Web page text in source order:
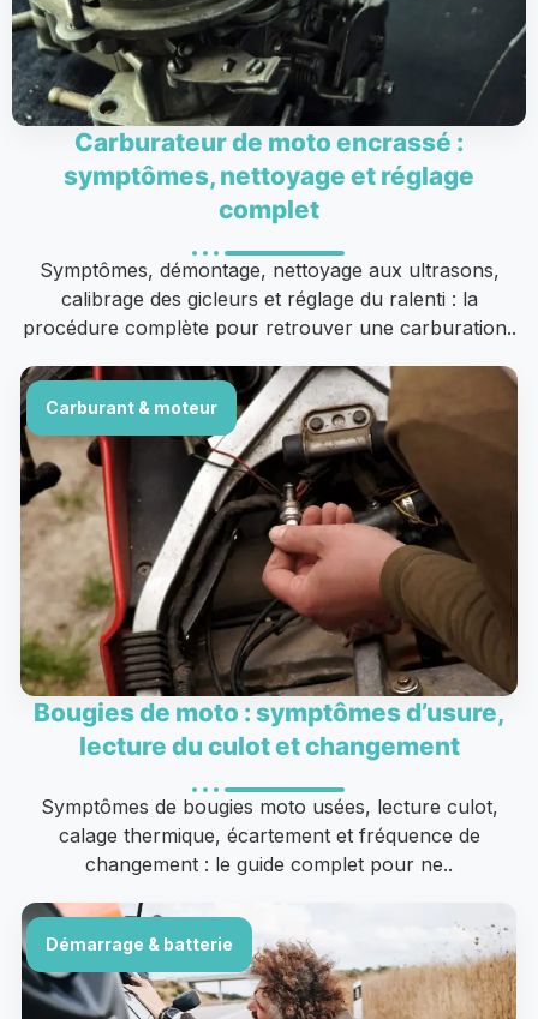
Carburateur de moto encrassé :
symptômes, nettoyage et réglage
complet
Symptômes, démontage, nettoyage aux ultrasons,
calibrage des gicleurs et réglage du ralenti : la
procédure complète pour retrouver une carburation..
Carburant & moteur
Bougies de moto : symptômes d’usure,
lecture du culot et changement
Symptômes de bougies moto usées, lecture culot,
calage thermique, écartement et fréquence de
changement : le guide complet pour ne..
Démarrage & batterie